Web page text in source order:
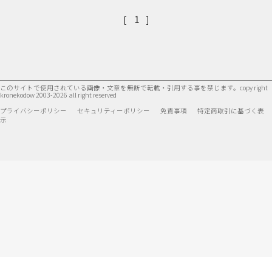
[ 1 ]
このサイトで使用されている画像・文章を無断で転載・引用する事を禁じます。 copy right
kronekodow 2003-2026 all right reserved
プライバシーポリシー
セキュリティーポリシー 免責事項
特定商取引に基づく表
示